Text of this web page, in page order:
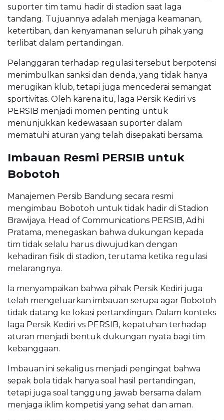
suporter tim tamu hadir di stadion saat laga
tandang. Tujuannya adalah menjaga keamanan,
ketertiban, dan kenyamanan seluruh pihak yang
terlibat dalam pertandingan.
Pelanggaran terhadap regulasi tersebut berpotensi
menimbulkan sanksi dan denda, yang tidak hanya
merugikan klub, tetapi juga mencederai semangat
sportivitas. Oleh karena itu, laga Persik Kediri vs
PERSIB menjadi momen penting untuk
menunjukkan kedewasaan suporter dalam
mematuhi aturan yang telah disepakati bersama.
Imbauan Resmi PERSIB untuk
Bobotoh
Manajemen Persib Bandung secara resmi
mengimbau Bobotoh untuk tidak hadir di Stadion
Brawijaya. Head of Communications PERSIB, Adhi
Pratama, menegaskan bahwa dukungan kepada
tim tidak selalu harus diwujudkan dengan
kehadiran fisik di stadion, terutama ketika regulasi
melarangnya.
Ia menyampaikan bahwa pihak Persik Kediri juga
telah mengeluarkan imbauan serupa agar Bobotoh
tidak datang ke lokasi pertandingan. Dalam konteks
laga Persik Kediri vs PERSIB, kepatuhan terhadap
aturan menjadi bentuk dukungan nyata bagi tim
kebanggaan.
Imbauan ini sekaligus menjadi pengingat bahwa
sepak bola tidak hanya soal hasil pertandingan,
tetapi juga soal tanggung jawab bersama dalam
menjaga iklim kompetisi yang sehat dan aman.